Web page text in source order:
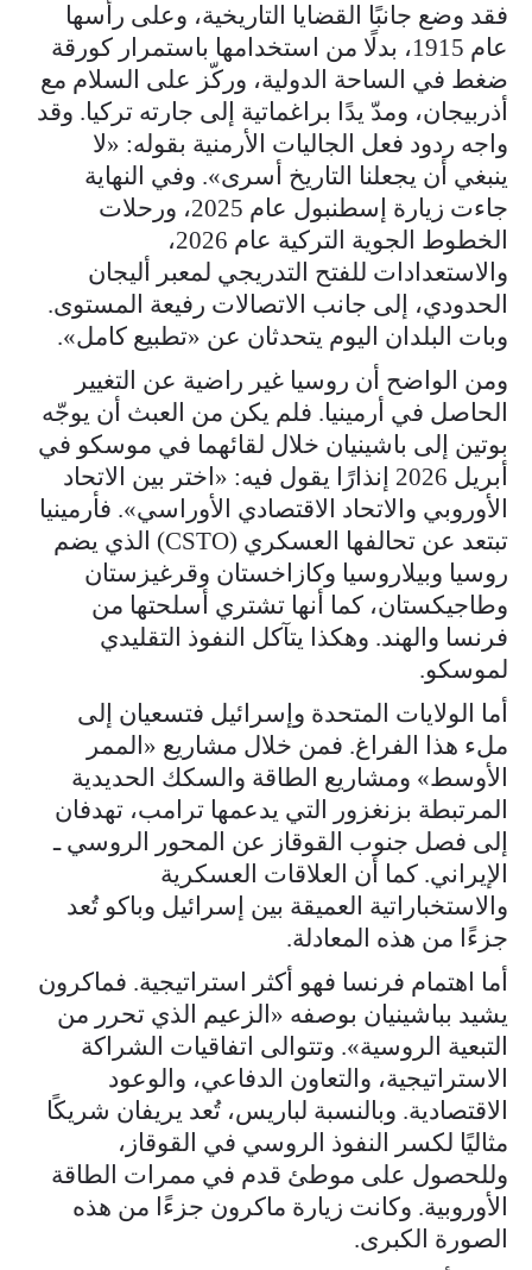
فقد وضع جانبًا القضايا التاريخية، وعلى رأسها
عام 1915، بدلًا من استخدامها باستمرار كورقة
ضغط في الساحة الدولية، وركّز على السلام مع
أذربيجان، ومدّ يدًا براغماتية إلى جارته تركيا. وقد
واجه ردود فعل الجاليات الأرمنية بقوله: «لا
ينبغي أن يجعلنا التاريخ أسرى». وفي النهاية
جاءت زيارة إسطنبول عام 2025، ورحلات
الخطوط الجوية التركية عام 2026،
والاستعدادات للفتح التدريجي لمعبر أليجان
الحدودي، إلى جانب الاتصالات رفيعة المستوى.
وبات البلدان اليوم يتحدثان عن «تطبيع كامل».
ومن الواضح أن روسيا غير راضية عن التغيير
الحاصل في أرمينيا. فلم يكن من العبث أن يوجّه
بوتين إلى باشينيان خلال لقائهما في موسكو في
أبريل 2026 إنذارًا يقول فيه: «اختر بين الاتحاد
الأوروبي والاتحاد الاقتصادي الأوراسي». فأرمينيا
تبتعد عن تحالفها العسكري (CSTO) الذي يضم
روسيا وبيلاروسيا وكازاخستان وقرغيزستان
وطاجيكستان، كما أنها تشتري أسلحتها من
فرنسا والهند. وهكذا يتآكل النفوذ التقليدي
لموسكو.
أما الولايات المتحدة وإسرائيل فتسعيان إلى
ملء هذا الفراغ. فمن خلال مشاريع «الممر
الأوسط» ومشاريع الطاقة والسكك الحديدية
المرتبطة بزنغزور التي يدعمها ترامب، تهدفان
إلى فصل جنوب القوقاز عن المحور الروسي ـ
الإيراني. كما أن العلاقات العسكرية
والاستخباراتية العميقة بين إسرائيل وباكو تُعد
جزءًا من هذه المعادلة.
أما اهتمام فرنسا فهو أكثر استراتيجية. فماكرون
يشيد ب‍باشينيان بوصفه «الزعيم الذي تحرر من
التبعية الروسية». وتتوالى اتفاقيات الشراكة
الاستراتيجية، والتعاون الدفاعي، والوعود
الاقتصادية. وبالنسبة لباريس، تُعد يريفان شريكًا
مثاليًا لكسر النفوذ الروسي في القوقاز،
وللحصول على موطئ قدم في ممرات الطاقة
الأوروبية. وكانت زيارة ماكرون جزءًا من هذه
الصورة الكبرى.